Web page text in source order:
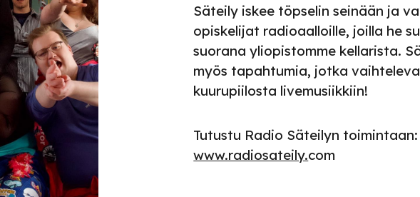
Säteily iskee töpselin seinään ja
opiskelijat radioaalloille, joilla he
suorana yliopistomme kellarista.
myös tapahtumia, jotka
kuurupiilosta livemusiikkiin!
Tutustu Radio Säteilyn toimintaan:
www.radiosateily.com